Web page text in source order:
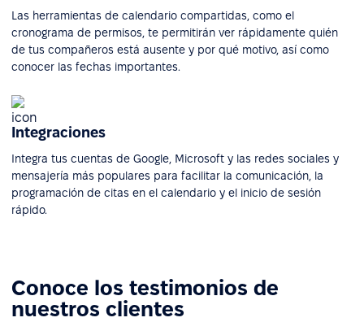
Las herramientas de calendario compartidas, como el
cronograma de permisos, te permitirán ver rápidamente quién
de tus compañeros está ausente y por qué motivo, así como
conocer las fechas importantes.
Integraciones
Integra tus cuentas de Google, Microsoft y las redes sociales y
mensajería más populares para facilitar la comunicación, la
programación de citas en el calendario y el inicio de sesión
rápido.
Conoce los testimonios de
nuestros clientes